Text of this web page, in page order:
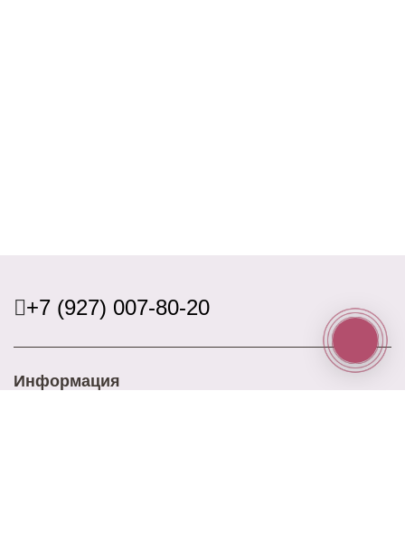
+7 (927) 007-80-20
Информация